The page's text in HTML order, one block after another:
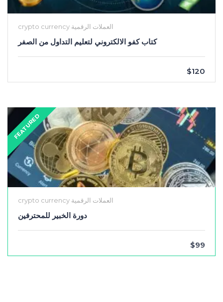
crypto currency العملات الرقمية
كتاب كفو الالكتروني لتعليم التداول من الصفر
$120
FEATURED
crypto currency العملات الرقمية
دورة الخبير للمحترفين
$99